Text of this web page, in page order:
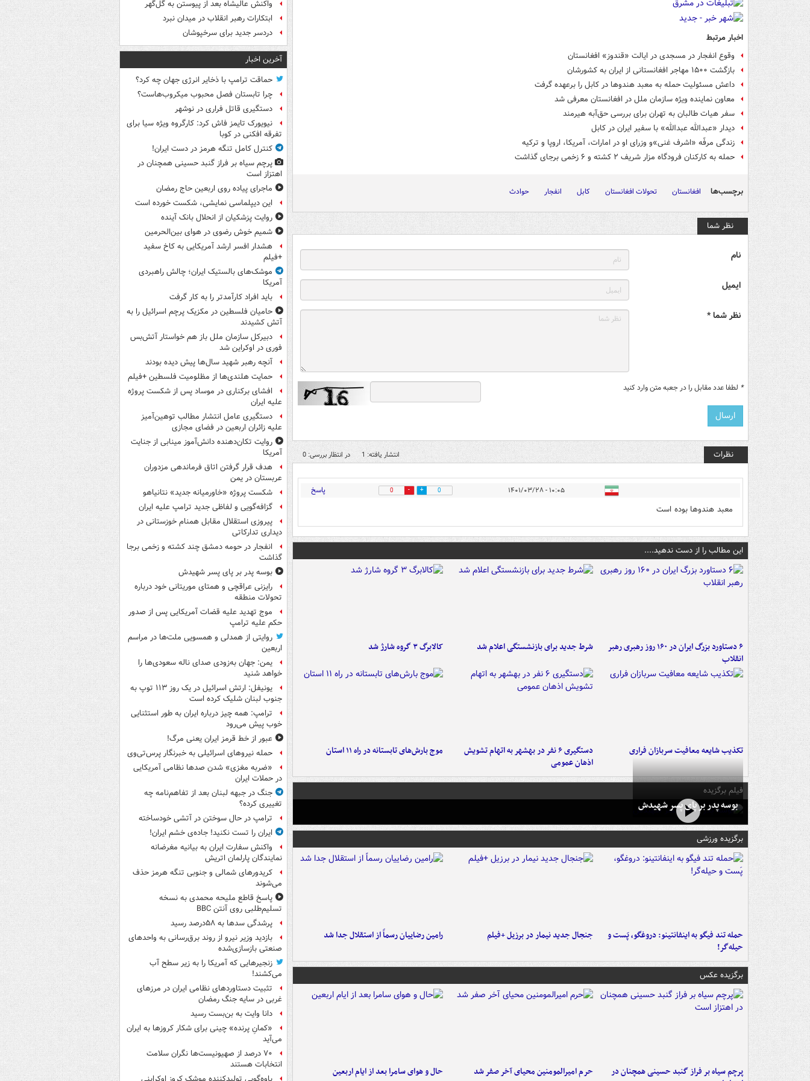
اخبار مرتبط
وقوع انفجار در مسجدی در ایالت «قندوز» افغانستان
بازگشت ۱۵۰۰ مهاجر افغانستانی از ایران به کشورشان
داعش مسئولیت حمله به معبد هندوها در کابل را برعهده گرفت
معاون نماینده ویژه سازمان ملل در افغانستان معرفی شد
سفر هیات طالبان به تهران برای بررسی حق‌آبه هیرمند
دیدار «عبدالله عبدالله» با سفیر ایران در کابل
زندگی مرفّه «اشرف غنی»و وزرای او در امارات، آمریکا، اروپا و ترکیه
حمله به کارکنان فرودگاه مزار شریف ۲ کشته و ۶ زخمی برجای گذاشت
برچسب‌ها افغانستان تحولات افغانستان کابل انفجار حوادث
نظر شما
نام
ایمیل
نظر شما *
* لطفا عدد مقابل را در جعبه متن وارد کنید
نظرات انتشار یافته: 1 در انتظار بررسی: 0
۱۰:۰۵ - ۱۴۰۱/۰۳/۲۸ 0
0 پاسخ
معبد هندوها بوده است
این مطالب را از دست ندهید....
۶ دستاورد بزرگ ایران در ۱۶۰ روز رهبری رهبر
انقلاب
شرط جدید برای بازنشستگی اعلام شد کالابرگ ۳ گروه شارژ شد
تکذیب شایعه معافیت سربازان فراری
دستگیری ۶ نفر در بهشهر به اتهام تشویش
اذهان عمومی
موج بارش‌های تابستانه در راه ۱۱ استان
فیلم برگزیده
بوسه‌ پدر بر پای پسر شهیدش
برگزیده ورزشی
حمله تند فیگو به اینفانتینو: دروغگو، پَست‌ و
حیله‌گر!
جنجال جدید نیمار در برزیل +فیلم رامین رضاییان رسماً از استقلال جدا شد
برگزیده عکس
پرچم سیاه بر فراز گنبد حسینی همچنان در
حرم امیرالمومنین محیای آخر صفر شد حال و هوای سامرا بعد از ایام اربعین
واکنش عالیشاه بعد از پیوستن به گل‌گهر
ابتکارات رهبر انقلاب در میدان نبرد
دردسر جدید برای سرخپوشان
آخرین اخبار
حماقت ترامپ با ذخایر انرژی جهان چه کرد؟
چرا تابستان فصل محبوب میکروب‌هاست؟
دستگیری قاتل فراری در نوشهر
نیویورک تایمز فاش کرد: کارگروه ویژه سیا برای
تفرقه افکنی در کوبا
کنترل کامل تنگه هرمز در دست ایران!
پرچم سیاه بر فراز گنبد حسینی همچنان در
اهتزاز است
ماجرای پیاده روی اربعین حاج رمضان
این دیپلماسی نمایشی، شکست خورده است
روایت پزشکیان از انحلال بانک آینده
شمیم خوش رضوی در هوای بین‌الحرمین
هشدار افسر ارشد آمریکایی به کاخ سفید
+فیلم
موشک‌های بالستیک ایران؛ چالش راهبردی
آمریکا
باید افراد کارآمدتر را به کار گرفت
حامیان فلسطین در مکزیک پرچم اسرائیل را به
آتش کشیدند
دبیرکل سازمان ملل باز هم خواستار آتش‌بس
فوری در اوکراین شد
آنچه رهبر شهید سال‌ها پیش دیده بودند
حمایت هلندی‌ها از مظلومیت فلسطین +فیلم
افشای برکناری در موساد پس از شکست پروژه
علیه ایران
دستگیری عامل انتشار مطالب توهین‌آمیز
علیه زائران اربعین در فضای مجازی
روایت تکان‌دهنده دانش‌آموز مینابی از جنایت
آمریکا
هدف قرار گرفتن اتاق‌ فرماندهی مزدوران
عربستان در یمن
شکست پروژه «خاورمیانه جدید» نتانیاهو
گزافه‌گویی و لفاظی جدید ترامپ علیه ایران
پیروزی استقلال مقابل همنام خوزستانی در
دیداری تدارکاتی
انفجار در حومه دمشق چند کشته و زخمی برجا
گذاشت
بوسه‌ پدر بر پای پسر شهیدش
رایزنی عراقچی و همتای موریتانی خود درباره
تحولات منطقه
موج تهدید علیه قضات آمریکایی پس از صدور
حکم علیه ترامپ
روایتی از همدلی و همسویی ملت‌ها در مراسم
اربعین
یمن: جهان به‌زودی صدای ناله سعودی‌ها را
خواهد شنید
یونیفل: ارتش اسرائیل در یک روز ۱۱۳ توپ به
جنوب لبنان شلیک کرده است
ترامپ: همه چیز درباره ایران به طور استثنایی
خوب پیش می‌رود
عبور از خط قرمز ایران یعنی مرگ!
حمله نیروهای اسرائیلی به خبرنگار پرس‌تی‌وی
«ضربه مغزی» شدن صدها نظامی آمریکایی
در حملات ایران
جنگ در جبهه لبنان بعد از تفاهم‌نامه چه
تغییری کرده؟
ترامپ در حال سوختن در آتشی خودساخته
ایران را تست نکنید! جاده‌ی خشم ایران!
واکنش سفارت ایران به بیانیه مغرضانه
نمایندگان پارلمان اتریش
کریدورهای شمالی و جنوبی تنگه هرمز حذف
می‌شوند
پاسخ قاطع ملیحه محمدی به نسخه
تسلیم‌طلبی روی آنتن BBC
پرشدگی سدها به ۵۸درصد رسید
بازدید وزیر نیرو از روند برق‌رسانی به واحدهای
صنعتی بازسازی‌شده
زنجیرهایی که آمریکا را به زیر سطح آب
می‌کشند!
تثبیت دستاوردهای نظامی ایران در مرزهای
غربی در سایه جنگ رمضان
دانا وایت به بن‌بست رسید
«کمانِ پرنده» چینی برای شکار کروزها به ایران
می‌آید
۷۰ درصد از صهیونیست‌ها نگران سلامت
انتخابات هستند